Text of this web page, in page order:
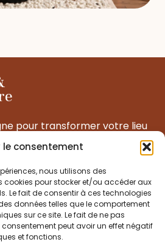
le consentement
nous utilisons des
cookies pour stocker et/ou accéder aux
Le fait de consentir à ces technologies
données telles que le comportement
sur ce site. Le fait de ne pas
peut avoir un effet négatif
et fonctions.
pour transformer votre lieu
de régénération, d’ancrage et